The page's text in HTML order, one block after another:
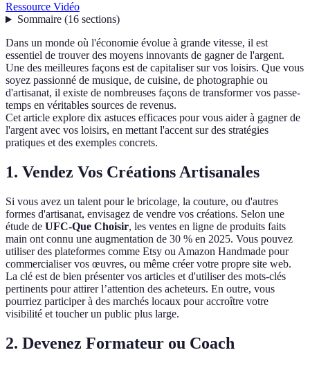
Ressource Vidéo
Sommaire(16 sections)
Dans un monde où l'économie évolue à grande vitesse, il est
essentiel de trouver des moyens innovants de gagner de l'argent.
Une des meilleures façons est de capitaliser sur vos loisirs. Que vous
soyez passionné de musique, de cuisine, de photographie ou
d'artisanat, il existe de nombreuses façons de transformer vos passe-
temps en véritables sources de revenus.
Cet article explore dix astuces efficaces pour vous aider à gagner de
l'argent avec vos loisirs, en mettant l'accent sur des stratégies
pratiques et des exemples concrets.
1. Vendez Vos Créations Artisanales
Si vous avez un talent pour le bricolage, la couture, ou d'autres
formes d'artisanat, envisagez de vendre vos créations. Selon une
étude de UFC-Que Choisir, les ventes en ligne de produits faits
main ont connu une augmentation de 30 % en 2025. Vous pouvez
utiliser des plateformes comme Etsy ou Amazon Handmade pour
commercialiser vos œuvres, ou même créer votre propre site web.
La clé est de bien présenter vos articles et d'utiliser des mots-clés
pertinents pour attirer l’attention des acheteurs. En outre, vous
pourriez participer à des marchés locaux pour accroître votre
visibilité et toucher un public plus large.
2. Devenez Formateur ou Coach